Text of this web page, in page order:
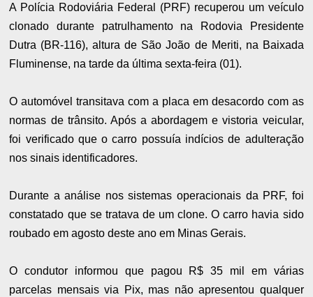
A Polícia Rodoviária Federal (PRF) recuperou um veículo
clonado durante patrulhamento na Rodovia Presidente
Dutra (BR-116), altura de São João de Meriti, na Baixada
Fluminense, na tarde da última sexta-feira (01).
O automóvel transitava com a placa em desacordo com as
normas de trânsito. Após a abordagem e vistoria veicular,
foi verificado que o carro possuía indícios de adulteração
nos sinais identificadores.
Durante a análise nos sistemas operacionais da PRF, foi
constatado que se tratava de um clone. O carro havia sido
roubado em agosto deste ano em Minas Gerais.
O condutor informou que pagou R$ 35 mil em várias
parcelas mensais via Pix, mas não apresentou qualquer